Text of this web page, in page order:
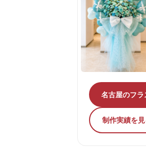
名古屋のフ
制作実績を